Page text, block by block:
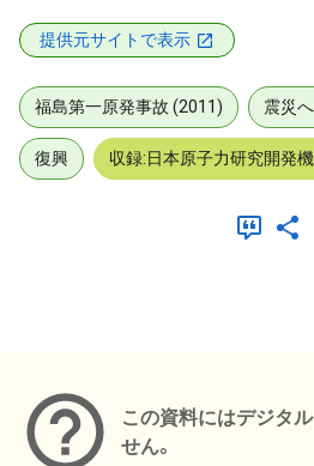
提供元サイトで表示
福島第一原発事故 (2011) 震災
復興 収録:日本原子力研究開発
この資料にはデジタ
せん。